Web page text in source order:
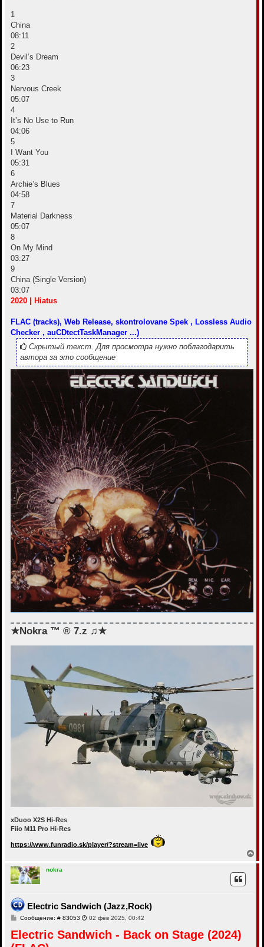
1
China
08:11
2
Devil’s Dream
06:23
3
Nervous Creek
05:07
4
It’s No Use to Run
04:06
5
I Want You
05:31
6
Archie’s Blues
04:58
7
Material Darkness
05:07
8
On My Mind
03:27
9
China (Single Version)
03:07
2020 | Hiatus
FLAC (tracks), Web Release, skontrolovane Spek , Lossless Audio
Checker , auCDtectTaskManager ...)
Скрытый текст. Для просмотра нужно поблагодарить
автора за это сообщение
★Nokra ™ ® 7.z ♫★
xDuoo X2S Hi-Res
Fiio M11 Pro Hi-Res
https://www.funradio.sk/player/?stream=live
е
nokra
Electric Sandwich (Jazz,Rock)
Сообщение: # 83053С
о
б
02 фев 2025, 00:42
Electric Sandwich - Back on Stage (2024)